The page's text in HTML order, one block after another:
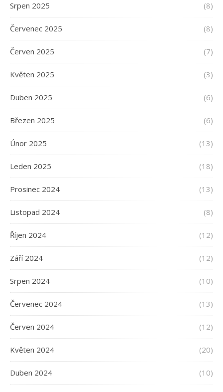
Srpen 2025 (8)
Červenec 2025 (8)
Červen 2025 (7)
Květen 2025 (3)
Duben 2025 (6)
Březen 2025 (6)
Únor 2025 (13)
Leden 2025 (18)
Prosinec 2024 (13)
Listopad 2024 (8)
Říjen 2024 (12)
Září 2024 (12)
Srpen 2024 (10)
Červenec 2024 (13)
Červen 2024 (12)
Květen 2024 (20)
Duben 2024 (10)